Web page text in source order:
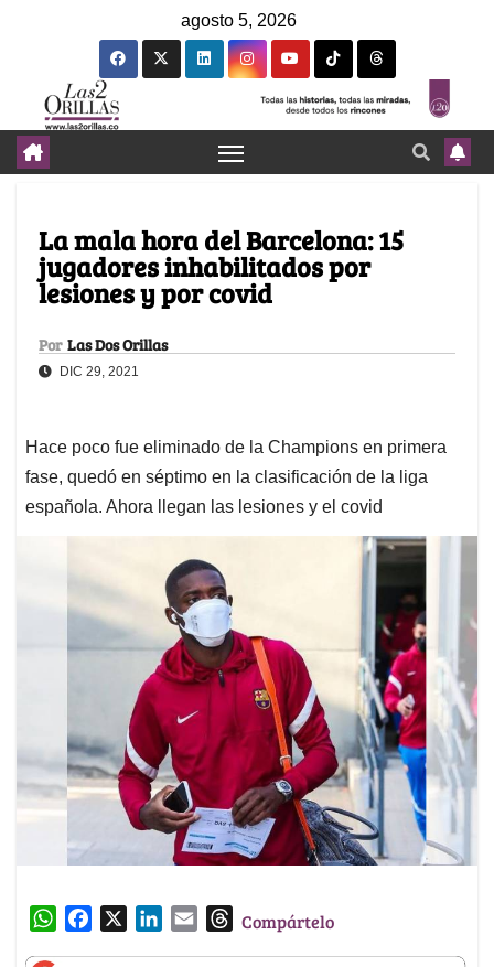
agosto 5, 2026
La mala hora del Barcelona: 15
jugadores inhabilitados por
lesiones y por covid
Por Las Dos Orillas
DIC 29, 2021
Hace poco fue eliminado de la Champions en primera
fase, quedó en séptimo en la clasificación de la liga
española. Ahora llegan las lesiones y el covid
W
TCompártelo